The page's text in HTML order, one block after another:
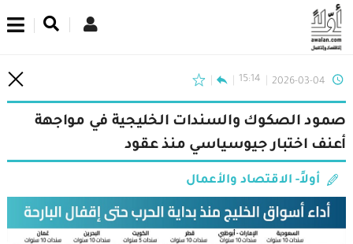
2026-03-04
15:14
صمود الصكوك والسندات الخليجية في مواجهة
أعنف اختبار جيوسياسي منذ عقود
أولاً- الاقتصاد والأعمال
اشترك في نشرتنا الإخبارية